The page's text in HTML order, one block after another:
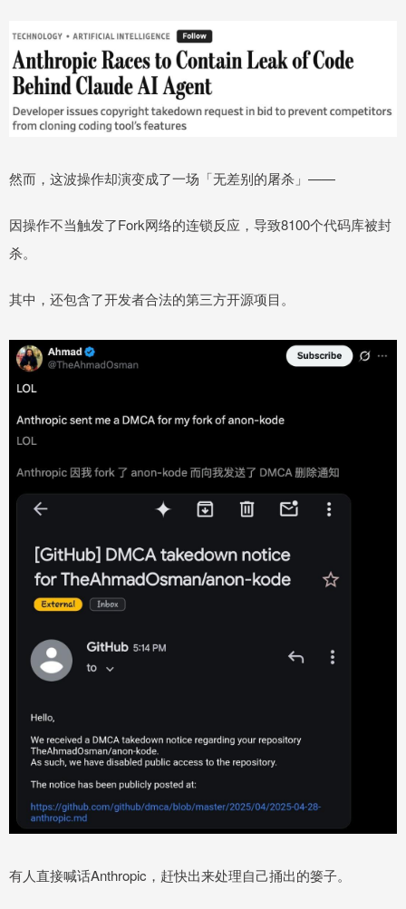
然而，这波操作却演变成了一场「无差别的屠杀」——
因操作不当触发了Fork网络的连锁反应，导致8100个代码库被封
杀。
其中，还包含了开发者合法的第三方开源项目。
有人直接喊话Anthropic，赶快出来处理自己捅出的篓子。